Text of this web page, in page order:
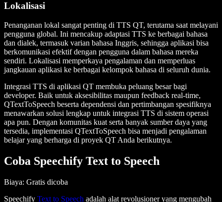
Lokalisasi
Penanganan lokal sangat penting di TTS QT, terutama saat melayani
pengguna global. Ini mencakup adaptasi TTS ke berbagai bahasa
dan dialek, termasuk varian bahasa Inggris, sehingga aplikasi bisa
berkomunikasi efektif dengan pengguna dalam bahasa mereka
sendiri. Lokalisasi memperkaya pengalaman dan memperluas
jangkauan aplikasi ke berbagai kelompok bahasa di seluruh dunia.
Integrasi TTS di aplikasi QT membuka peluang besar bagi
developer. Baik untuk aksesibilitas maupun feedback real-time,
QTextToSpeech beserta dependensi dan pertimbangan spesifiknya
menawarkan solusi lengkap untuk integrasi TTS di sistem operasi
apa pun. Dengan komunitas kuat serta banyak sumber daya yang
tersedia, implementasi QTextToSpeech bisa menjadi pengalaman
belajar yang berharga di proyek QT Anda berikutnya.
Coba Speechify Text to Speech
Biaya: Gratis dicoba
Speechify Text to Speech adalah alat revolusioner yang mengubah